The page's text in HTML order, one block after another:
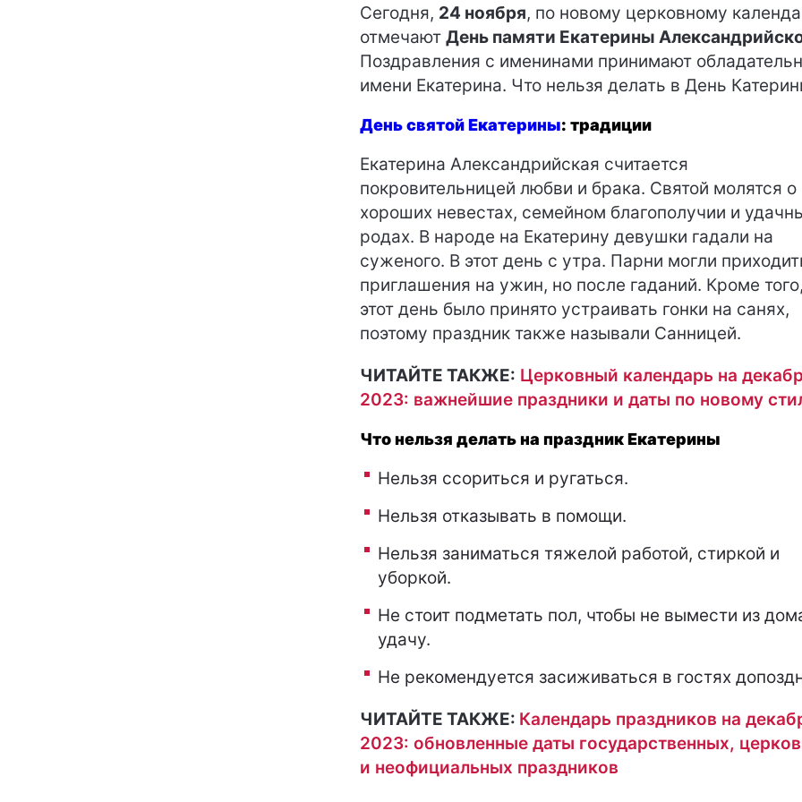
Сегодня, 24 ноября, по новому церковному
отмечают День памяти Екатерины
Поздравления с именинами принимают
имени Екатерина. Что нельзя делать в День
День святой Екатерины: традиции
Екатерина Александрийская считается
покровительницей любви и брака. Святой молятся о
хороших невестах, семейном благополучии и
родах. В народе на Екатерину девушки гадали на
суженого. В этот день с утра. Парни могли
приглашения на ужин, но после гаданий. Кроме
этот день было принято устраивать гонки на санях,
поэтому праздник также называли Санницей.
ЧИТАЙТЕ ТАКЖЕ: Церковный календарь на
2023: важнейшие праздники и даты по новому
Что нельзя делать на праздник Екатерины
Нельзя ссориться и ругаться.
Нельзя отказывать в помощи.
Нельзя заниматься тяжелой работой, стиркой и
уборкой.
Не стоит подметать пол, чтобы не вымести из
удачу.
Не рекомендуется засиживаться в гостях
ЧИТАЙТЕ ТАКЖЕ: Календарь праздников на
2023: обновленные даты государственных,
и неофициальных праздников